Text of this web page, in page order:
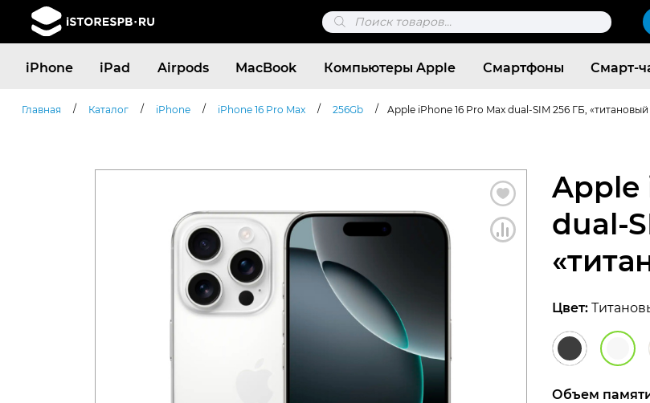
Поиск
товаров
iPhone iPad Airpods MacBook Компьютеры Apple Смартфоны Смарт-
Поиск
товаров
Главная / Каталог / iPhone / iPhone 16 Pro Max / 256Gb / Apple iPhone 16 Pro Max dual-SIM 256 ГБ,
Apple
dual-
Цвет:
Объем
Согласен c политикой